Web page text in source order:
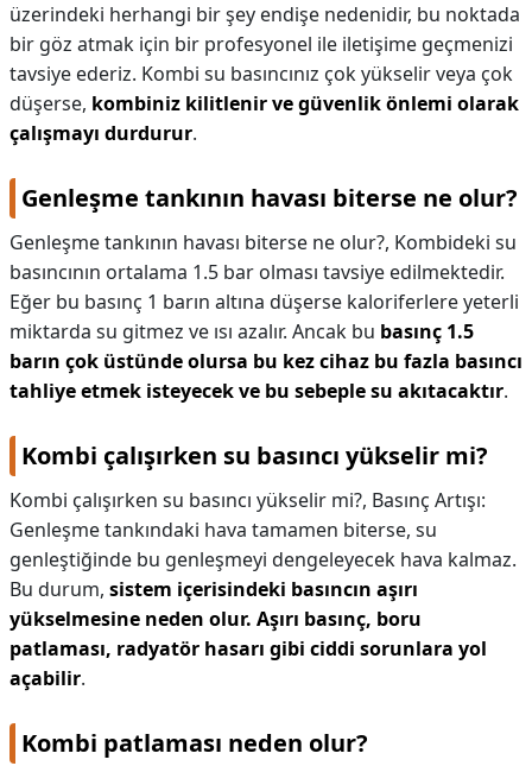
üzerindeki herhangi bir şey endişe nedenidir, bu noktada
bir göz atmak için bir profesyonel ile iletişime geçmenizi
tavsiye ederiz. Kombi su basıncınız çok yükselir veya çok
düşerse, kombiniz kilitlenir ve güvenlik önlemi olarak
çalışmayı durdurur.
Genleşme tankının havası biterse ne olur?
Genleşme tankının havası biterse ne olur?, Kombideki su
basıncının ortalama 1.5 bar olması tavsiye edilmektedir.
Eğer bu basınç 1 barın altına düşerse kaloriferlere yeterli
miktarda su gitmez ve ısı azalır. Ancak bu basınç 1.5
barın çok üstünde olursa bu kez cihaz bu fazla basıncı
tahliye etmek isteyecek ve bu sebeple su akıtacaktır.
Kombi çalışırken su basıncı yükselir mi?
Kombi çalışırken su basıncı yükselir mi?, Basınç Artışı:
Genleşme tankındaki hava tamamen biterse, su
genleştiğinde bu genleşmeyi dengeleyecek hava kalmaz.
Bu durum, sistem içerisindeki basıncın aşırı
yükselmesine neden olur. Aşırı basınç, boru
patlaması, radyatör hasarı gibi ciddi sorunlara yol
açabilir.
Kombi patlaması neden olur?